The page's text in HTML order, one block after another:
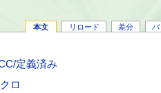
本文 リロード 差分 バ
定義済み
ロ